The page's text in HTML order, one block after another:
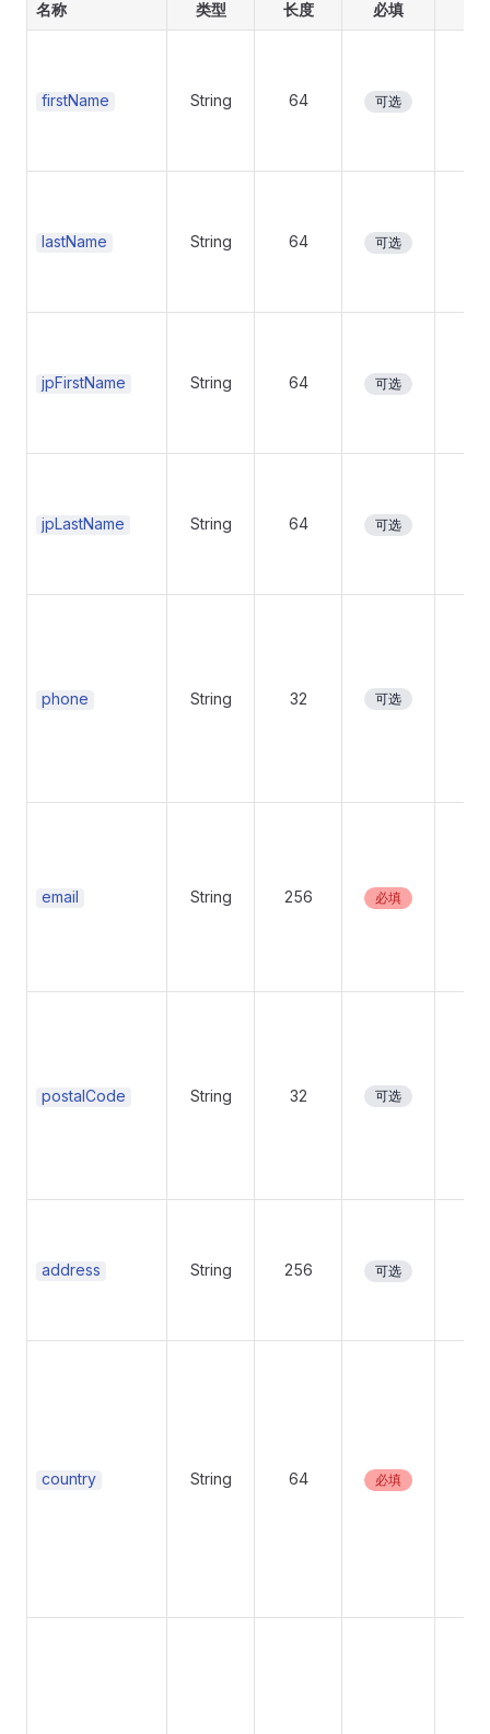
名称 类型 长度 必填
firstName String 64 可选
lastName String 64 可选
jpFirstName String 64 可选
jpLastName String 64 可选
phone String 32 可选
email String 256 必填
postalCode String 32 可选
address String 256 可选
country String 64 必填